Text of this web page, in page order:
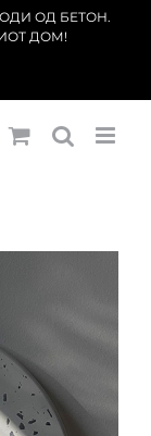
ОД БЕТОН.
ДОМ!